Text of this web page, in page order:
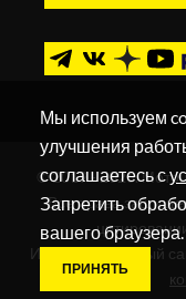
© 2019 - 2026.
Все права
Используя данный
Мы используем
улучшения
соглашаетесь с
Запретить
вашего браузера.
ПРИНЯТЬ